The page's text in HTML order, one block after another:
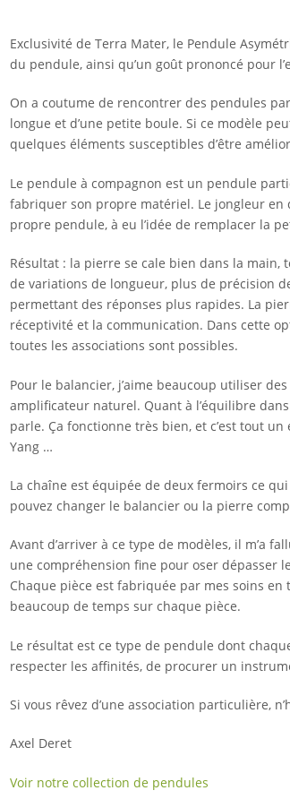
Exclusivité de Terra Mater, le Pendule
du pendule, ainsi qu’un goût prononcé pour
On a coutume de rencontrer des pendules
longue et d’une petite boule. Si ce modèle
quelques éléments susceptibles d’être
Le pendule à compagnon est un pendule
fabriquer son propre matériel. Le jongleur en
propre pendule, à eu l’idée de remplacer la
Résultat : la pierre se cale bien dans la
de variations de longueur, plus de précision
permettant des réponses plus rapides. La
réceptivité et la communication. Dans cette
toutes les associations sont possibles.
Pour le balancier, j’aime beaucoup utiliser
amplificateur naturel. Quant à l’équilibre
parle. Ça fonctionne très bien, et c’est tout
Yang …
La chaîne est équipée de deux fermoirs ce
pouvez changer le balancier ou la pierre
Avant d’arriver à ce type de modèles, il m’a
une compréhension fine pour oser dépasser
Chaque pièce est fabriquée par mes soins
beaucoup de temps sur chaque pièce.
Le résultat est ce type de pendule dont
respecter les affinités, de procurer un
Si vous rêvez d’une association particulière,
Axel Deret
Voir notre collection de pendules